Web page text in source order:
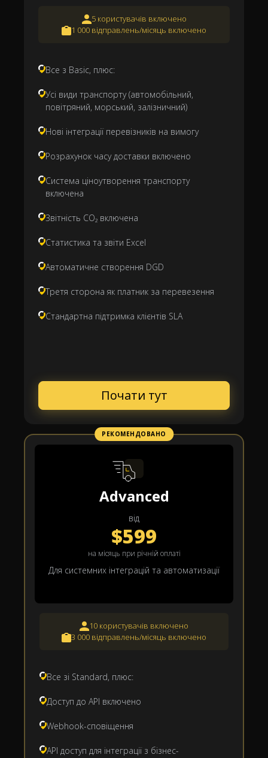
5 користувачів включено
1 000 відправлень/місяць включено
Все з Basic, плюс:
Усі види транспорту (автомобільний,
повітряний, морський, залізничний)
Нові інтеграції перевізників на вимогу
Розрахунок часу доставки включено
Система ціноутворення транспорту
включена
Звітність CO₂ включена
Статистика та звіти Excel
Автоматичне створення DGD
Третя сторона як платник за перевезення
Стандартна підтримка клієнтів SLA
Почати тут
РЕКОМЕНДОВАНО
Advanced
від
$599
на місяць при річній оплаті
Для системних інтеграцій та автоматизації
10 користувачів включено
3 000 відправлень/місяць включено
Все зі Standard, плюс:
Доступ до API включено
Webhook-сповіщення
API доступ для інтеграції з бізнес-